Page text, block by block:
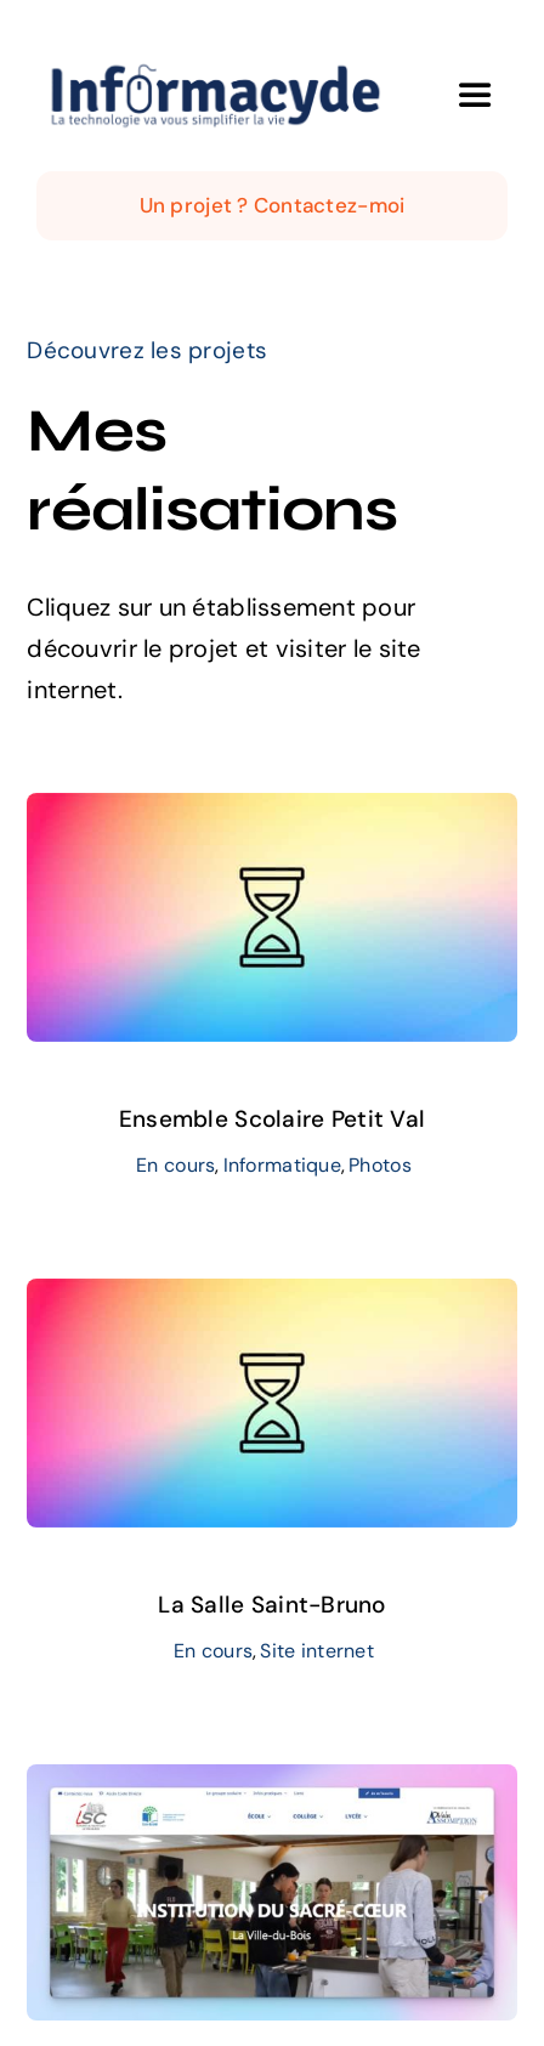
contenu
Toggle
Mes solutions
Mes réalisations
Un projet ? Contactez-moi
Découvrez les projets
Mes
réalisations
Cliquez sur un établissement pour
découvrir le projet et visiter le site
internet.
Ensemble Scolaire Petit Val
En cours, Informatique,Photos
La Salle Saint-Bruno
En cours,Site internet